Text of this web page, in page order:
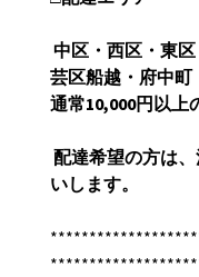
中区・西区・東
芸区船越・府中町
通常10,000円以上
配達希望の方は
いします。